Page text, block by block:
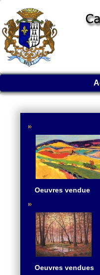
Oeuvres vendue
Oeuvres vendues